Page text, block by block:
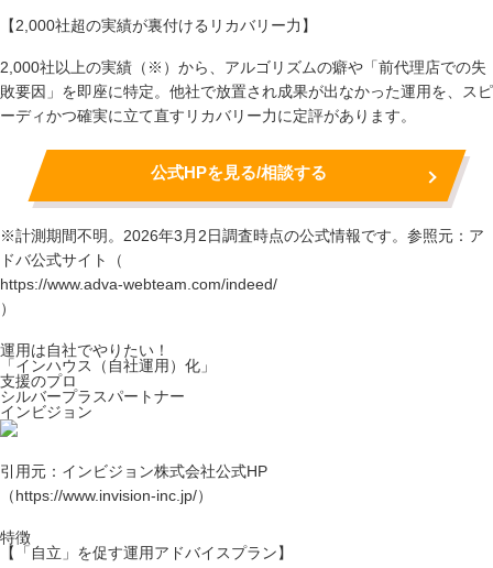
【2,000社超の実績が裏付けるリカバリー力】
2,000社以上の実績（※）から、アルゴリズムの癖や「前代理店での失
敗要因」を即座に特定。他社で放置され成果が出なかった運用を、スピ
ーディかつ確実に立て直すリカバリー力に定評があります。
公式HPを見る/相談する
※計測期間不明。2026年3月2日調査時点の公式情報です。参照元：ア
ドバ公式サイト（
https://www.adva-webteam.com/indeed/
）
運用は自社でやりたい！
「インハウス（自社運用）化」
支援のプロ
シルバープラスパートナー
インビジョン
引用元：インビジョン株式会社公式HP
（https://www.invision-inc.jp/）
特徴
【「自立」を促す運用アドバイスプラン】